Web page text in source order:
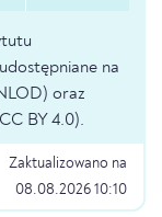
na
oraz
BY 4.0).
Zaktualizowano na
08.08.2026 10:10